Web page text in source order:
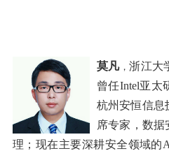
莫凡，浙江大
曾任Intel亚太
杭州安恒信息
席专家，数
理；现在主要深耕安全领域的